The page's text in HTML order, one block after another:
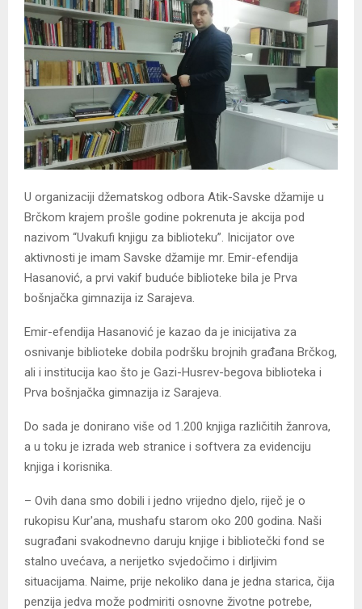
U organizaciji džematskog odbora Atik-Savske džamije u
Brčkom krajem prošle godine pokrenuta je akcija pod
nazivom “Uvakufi knjigu za biblioteku”. Inicijator ove
aktivnosti je imam Savske džamije mr. Emir-efendija
Hasanović, a prvi vakif buduće biblioteke bila je Prva
bošnjačka gimnazija iz Sarajeva.
Emir-efendija Hasanović je kazao da je inicijativa za
osnivanje biblioteke dobila podršku brojnih građana Brčkog,
ali i institucija kao što je Gazi-Husrev-begova biblioteka i
Prva bošnjačka gimnazija iz Sarajeva.
Do sada je donirano više od 1.200 knjiga različitih žanrova,
a u toku je izrada web stranice i softvera za evidenciju
knjiga i korisnika.
– Ovih dana smo dobili i jedno vrijedno djelo, riječ je o
rukopisu Kur'ana, mushafu starom oko 200 godina. Naši
sugrađani svakodnevno daruju knjige i bibliotečki fond se
stalno uvećava, a nerijetko svjedočimo i dirljivim
situacijama. Naime, prije nekoliko dana je jedna starica, čija
penzija jedva može podmiriti osnovne životne potrebe,